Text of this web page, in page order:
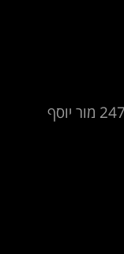
'תובענה ייצוגית'- ת"צ 24765-02-22 מור יוסף